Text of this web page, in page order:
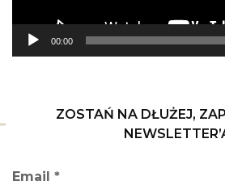
00:00
ZOSTAŃ NA DŁUŻEJ,
Email *